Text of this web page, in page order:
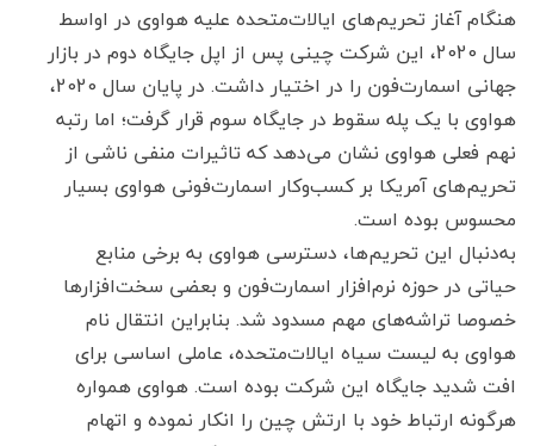
هنگام آغاز تحریم‌های ایالات‌متحده علیه هواوی در اواسط
سال 2020، این شرکت چینی پس از اپل جایگاه دوم در بازار
جهانی اسمارت‌فون را در اختیار داشت. در پایان سال 2020،
هواوی با یک پله سقوط در جایگاه سوم قرار گرفت؛ اما رتبه
نهم فعلی هواوی نشان می‌دهد که تاثیرات منفی ناشی از
تحریم‌های آمریکا بر کسب‌وکار اسمارت‌فونی هواوی بسیار
محسوس بوده است.
به‌دنبال این تحریم‌ها، دسترسی هواوی به برخی منابع
حیاتی در حوزه نرم‌افزار اسمارت‌فون و بعضی سخت‌افزارها
خصوصا تراشه‌های مهم مسدود شد. بنابراین انتقال نام
هواوی به لیست سیاه ایالات‌متحده، عاملی اساسی برای
افت شدید جایگاه این شرکت بوده است. هواوی همواره
هرگونه ارتباط خود با ارتش چین را انکار نموده و اتهام